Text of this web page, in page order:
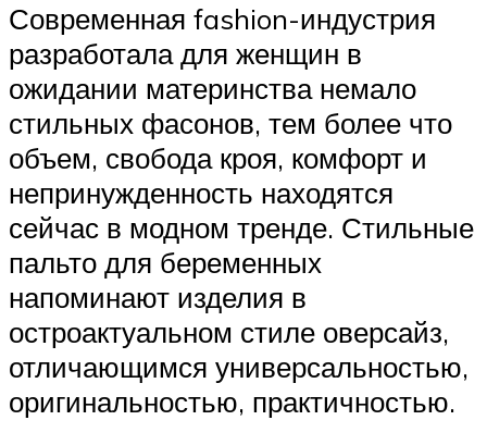
Современная fashion-индустрия
разработала для женщин в
ожидании материнства немало
стильных фасонов, тем более что
объем, свобода кроя, комфорт и
непринужденность находятся
сейчас в модном тренде. Стильные
пальто для беременных
напоминают изделия в
остроактуальном стиле оверсайз,
отличающимся универсальностью,
оригинальностью, практичностью.